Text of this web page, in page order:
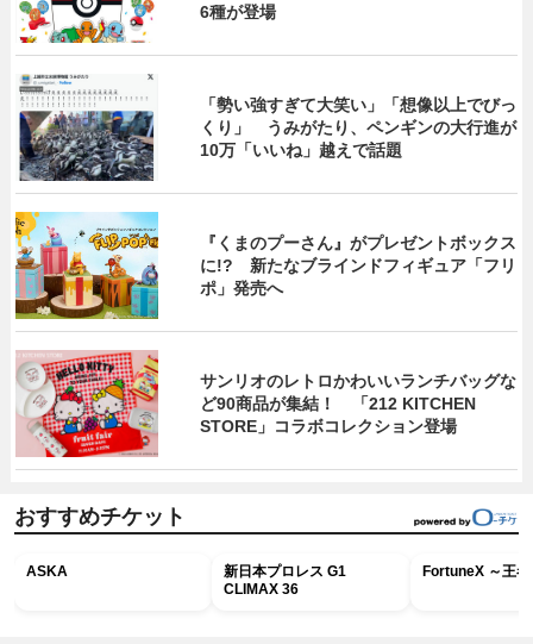
6種が登場
「勢い強すぎて大笑い」「想像以上でびっ
くり」 うみがたり、ペンギンの大行進が
10万「いいね」越えで話題
『くまのプーさん』がプレゼントボックス
に!? 新たなブラインドフィギュア「フリ
ポ」発売へ
サンリオのレトロかわいいランチバッグな
ど90商品が集結！ 「212 KITCHEN
STORE」コラボコレクション登場
おすすめチケット
ASKA
新日本プロレス G1
CLIMAX 36
FortuneX ～王